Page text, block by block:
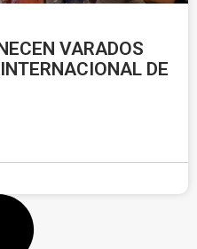
VARADOS
DE